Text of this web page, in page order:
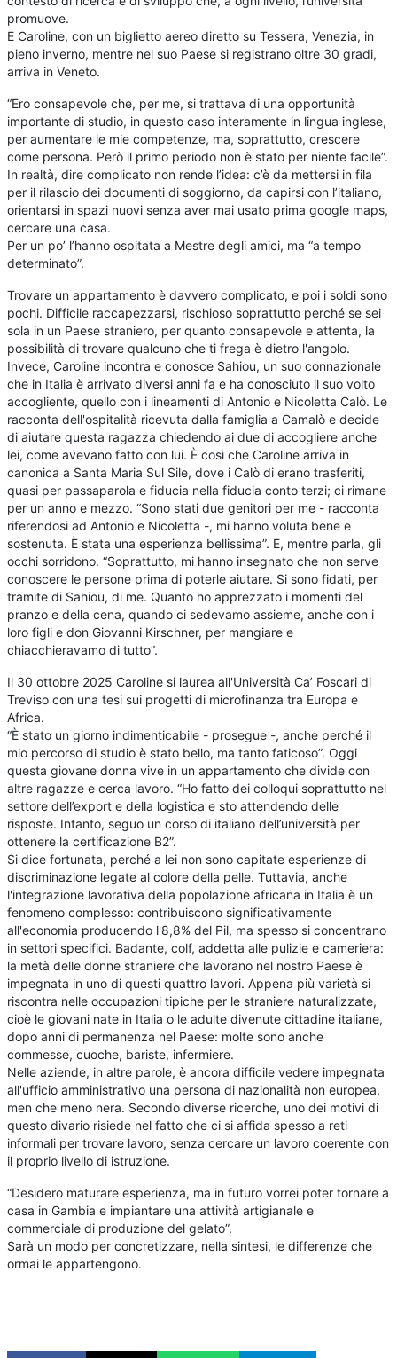
promuove.
E Caroline, con un biglietto aereo diretto su Tessera, Venezia, in
pieno inverno, mentre nel suo Paese si registrano oltre 30 gradi,
arriva in Veneto.
“Ero consapevole che, per me, si trattava di una opportunità
importante di studio, in questo caso interamente in lingua inglese,
per aumentare le mie competenze, ma, soprattutto, crescere
come persona. Però il primo periodo non è stato per niente facile”.
In realtà, dire complicato non rende l’idea: c’è da mettersi in fila
per il rilascio dei documenti di soggiorno, da capirsi con l’italiano,
orientarsi in spazi nuovi senza aver mai usato prima google maps,
cercare una casa.
Per un po’ l’hanno ospitata a Mestre degli amici, ma “a tempo
determinato”.
Trovare un appartamento è davvero complicato, e poi i soldi sono
pochi. Difficile raccapezzarsi, rischioso soprattutto perché se sei
sola in un Paese straniero, per quanto consapevole e attenta, la
possibilità di trovare qualcuno che ti frega è dietro l'angolo.
Invece, Caroline incontra e conosce Sahiou, un suo connazionale
che in Italia è arrivato diversi anni fa e ha conosciuto il suo volto
accogliente, quello con i lineamenti di Antonio e Nicoletta Calò. Le
racconta dell'ospitalità ricevuta dalla famiglia a Camalò e decide
di aiutare questa ragazza chiedendo ai due di accogliere anche
lei, come avevano fatto con lui. È così che Caroline arriva in
canonica a Santa Maria Sul Sile, dove i Calò di erano trasferiti,
quasi per passaparola e fiducia nella fiducia conto terzi; ci rimane
per un anno e mezzo. “Sono stati due genitori per me - racconta
riferendosi ad Antonio e Nicoletta -, mi hanno voluta bene e
sostenuta. È stata una esperienza bellissima”. E, mentre parla, gli
occhi sorridono. “Soprattutto, mi hanno insegnato che non serve
conoscere le persone prima di poterle aiutare. Si sono fidati, per
tramite di Sahiou, di me. Quanto ho apprezzato i momenti del
pranzo e della cena, quando ci sedevamo assieme, anche con i
loro figli e don Giovanni Kirschner, per mangiare e
chiacchieravamo di tutto”.
Il 30 ottobre 2025 Caroline si laurea all'Università Ca’ Foscari di
Treviso con una tesi sui progetti di microfinanza tra Europa e
Africa.
“È stato un giorno indimenticabile - prosegue -, anche perché il
mio percorso di studio è stato bello, ma tanto faticoso”. Oggi
questa giovane donna vive in un appartamento che divide con
altre ragazze e cerca lavoro. “Ho fatto dei colloqui soprattutto nel
settore dell’export e della logistica e sto attendendo delle
risposte. Intanto, seguo un corso di italiano dell’università per
ottenere la certificazione B2”.
Si dice fortunata, perché a lei non sono capitate esperienze di
discriminazione legate al colore della pelle. Tuttavia, anche
l'integrazione lavorativa della popolazione africana in Italia è un
fenomeno complesso: contribuiscono significativamente
all'economia producendo l'8,8% del Pil, ma spesso si concentrano
in settori specifici. Badante, colf, addetta alle pulizie e cameriera:
la metà delle donne straniere che lavorano nel nostro Paese è
impegnata in uno di questi quattro lavori. Appena più varietà si
riscontra nelle occupazioni tipiche per le straniere naturalizzate,
cioè le giovani nate in Italia o le adulte divenute cittadine italiane,
dopo anni di permanenza nel Paese: molte sono anche
commesse, cuoche, bariste, infermiere.
Nelle aziende, in altre parole, è ancora difficile vedere impegnata
all'ufficio amministrativo una persona di nazionalità non europea,
men che meno nera. Secondo diverse ricerche, uno dei motivi di
questo divario risiede nel fatto che ci si affida spesso a reti
informali per trovare lavoro, senza cercare un lavoro coerente con
il proprio livello di istruzione.
“Desidero maturare esperienza, ma in futuro vorrei poter tornare a
casa in Gambia e impiantare una attività artigianale e
commerciale di produzione del gelato”.
Sarà un modo per concretizzare, nella sintesi, le differenze che
ormai le appartengono.